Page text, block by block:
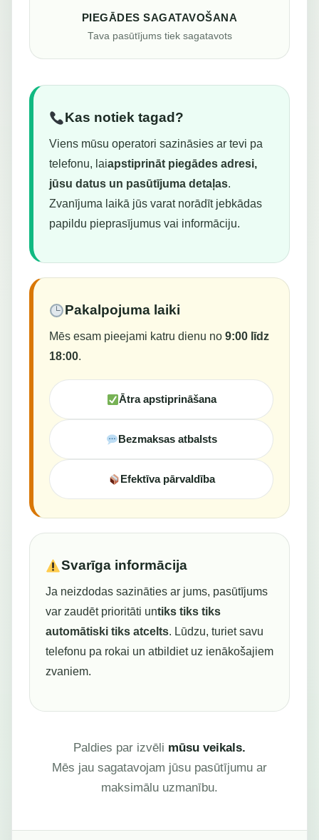
PIEGĀDES SAGATAVOŠANA
Tava pasūtījums tiek sagatavots
Kas notiek tagad?
Viens mūsu operatori sazināsies ar tevi pa
telefonu, laiapstiprināt piegādes adresi,
jūsu datus un pasūtījuma detaļas.
Zvanījuma laikā jūs varat norādīt jebkādas
papildu pieprasījumus vai informāciju.
Pakalpojuma laiki
Mēs esam pieejami katru dienu no 9:00 līdz
18:00.
Ātra apstiprināšana
Bezmaksas atbalsts
Efektīva pārvaldība
Svarīga informācija
Ja neizdodas sazināties ar jums, pasūtījums
var zaudēt prioritāti untiks tiks tiks
automātiski tiks atcelts. Lūdzu, turiet savu
telefonu pa rokai un atbildiet uz ienākošajiem
zvaniem.
Paldies par izvēli mūsu veikals.
Mēs jau sagatavojam jūsu pasūtījumu ar
maksimālu uzmanību.